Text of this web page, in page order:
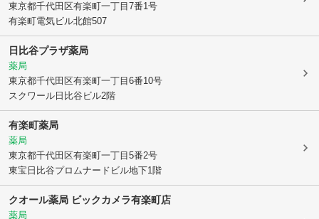
東京都千代田区有楽町一丁目7番1号
有楽町電気ビル北館507
日比谷プラザ薬局
薬局
東京都千代田区有楽町一丁目6番10号
スクワール日比谷ビル2階
有楽町薬局
薬局
東京都千代田区有楽町一丁目5番2号
東宝日比谷プロムナードビル地下1階
クオール薬局 ビックカメラ有楽町店
薬局